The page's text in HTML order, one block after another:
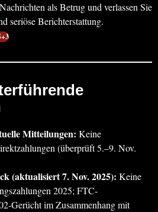
als Betrug und verlassen Sie
seriöse Berichterstattung.
Mitteilungen: Keine
(überprüft 5.–9. Nov.
(aktualisiert 7. Nov. 2025): Keine
2025; FTC-
Gerücht im Zusammenhang mit